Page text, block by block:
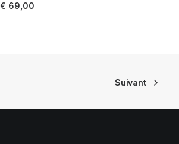
€ 69,00
Suivant